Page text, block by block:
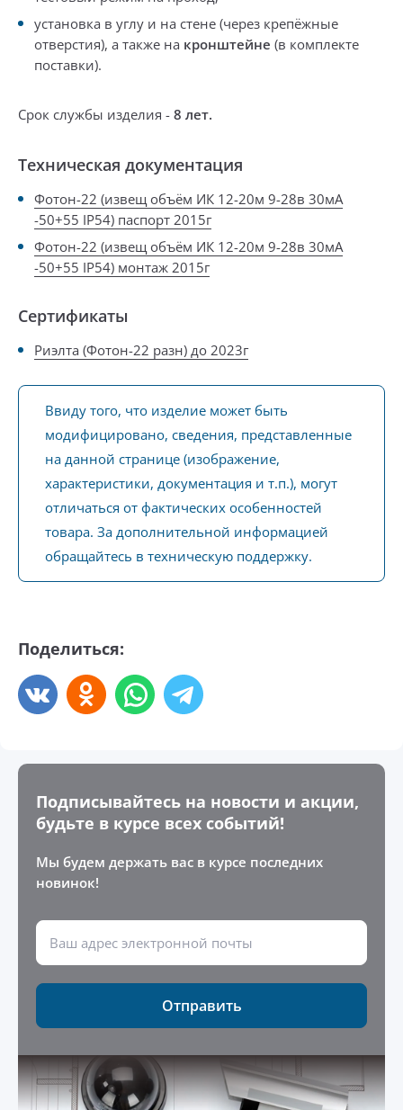
установка в углу и на стене (через крепёжные
отверстия), а также на кронштейне (в комплекте
поставки).
Срок службы изделия - 8 лет.
Техническая документация
Фотон-22 (извещ объём ИК 12-20м 9-28в 30мА
-50+55 IP54) паспорт 2015г
Фотон-22 (извещ объём ИК 12-20м 9-28в 30мА
-50+55 IP54) монтаж 2015г
Сертификаты
Риэлта (Фотон-22 разн) до 2023г
Ввиду того, что изделие может быть
модифицировано, сведения, представленные
на данной странице (изображение,
характеристики, документация и т.п.), могут
отличаться от фактических особенностей
товара. За дополнительной информацией
обращайтесь в техническую поддержку.
Поделиться:
Подписывайтесь на новости и акции,
будьте в курсе всех событий!
Мы будем держать вас в курсе последних
новинок!
Отправить